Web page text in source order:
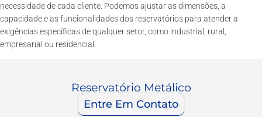
necessidade de cada cliente. Podemos ajustar as dimensões, a
capacidade e as funcionalidades dos reservatórios para atender a
exigências específicas de qualquer setor, como industrial, rural,
empresarial ou residencial.
Reservatório Metálico
Entre Em Contato